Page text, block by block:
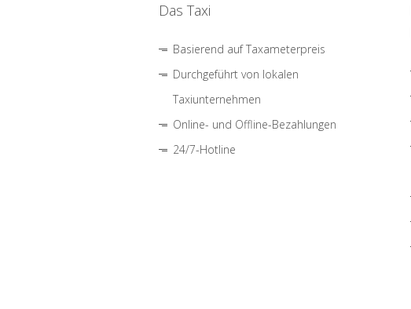
Das Taxi
Basierend auf Taxameterpreis
Durchgeführt von lokalen
Taxiunternehmen
Online- und Offline-Bezahlungen
24/7-Hotline